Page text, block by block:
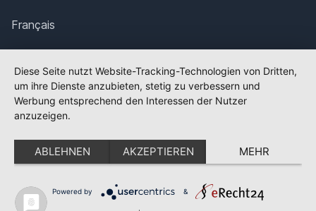
Français
Polska
Português
Nederlands
Svenska
Diese Seite nutzt Website-Tracking-Technologien von Dritten,
um ihre Dienste anzubieten, stetig zu verbessern und
Werbung entsprechend den Interessen der Nutzer
anzuzeigen.
ABLEHNEN AKZEPTIEREN MEHR
Powered by &